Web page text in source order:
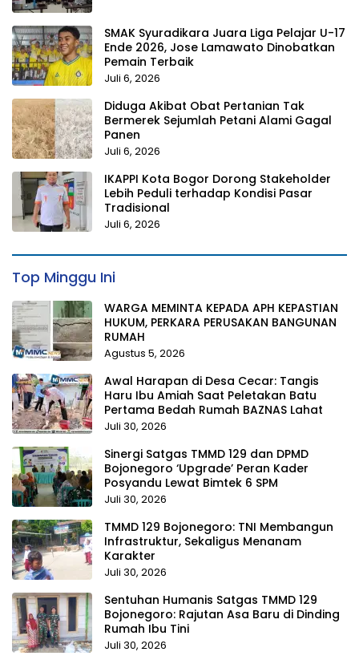
SMAK Syuradikara Juara Liga Pelajar U-17
Ende 2026, Jose Lamawato Dinobatkan
Pemain Terbaik
Juli 6, 2026
Diduga Akibat Obat Pertanian Tak
Bermerek Sejumlah Petani Alami Gagal
Panen
Juli 6, 2026
IKAPPI Kota Bogor Dorong Stakeholder
Lebih Peduli terhadap Kondisi Pasar
Tradisional
Juli 6, 2026
Top Minggu Ini
WARGA MEMINTA KEPADA APH KEPASTIAN
HUKUM, PERKARA PERUSAKAN BANGUNAN
RUMAH
Agustus 5, 2026
Awal Harapan di Desa Cecar: Tangis
Haru Ibu Amiah Saat Peletakan Batu
Pertama Bedah Rumah BAZNAS Lahat
Juli 30, 2026
Sinergi Satgas TMMD 129 dan DPMD
Bojonegoro ‘Upgrade’ Peran Kader
Posyandu Lewat Bimtek 6 SPM
Juli 30, 2026
TMMD 129 Bojonegoro: TNI Membangun
Infrastruktur, Sekaligus Menanam
Karakter
Juli 30, 2026
Sentuhan Humanis Satgas TMMD 129
Bojonegoro: Rajutan Asa Baru di Dinding
Rumah Ibu Tini
Juli 30, 2026